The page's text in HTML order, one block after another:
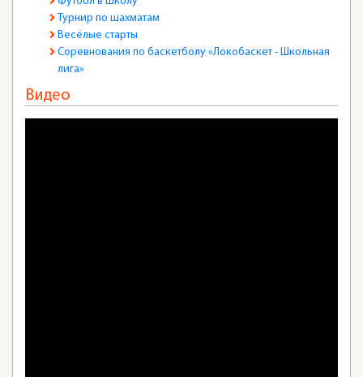
Турнир по шахматам
Весёлые старты
Соревнования по баскетболу «Локобаскет - Школьная
лига»
Видео